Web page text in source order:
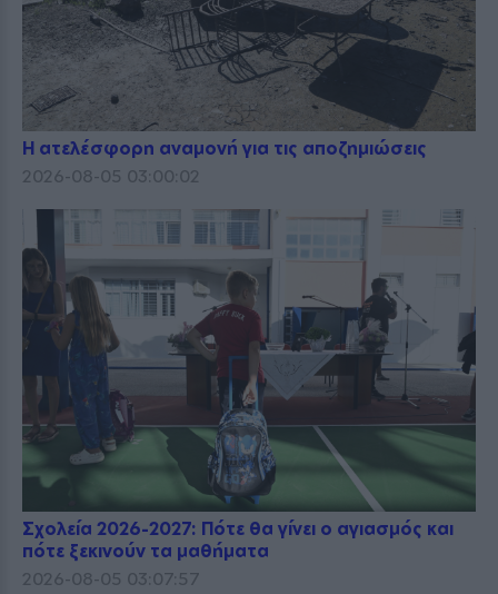
Η ατελέσφορη αναμονή για τις αποζημιώσεις
2026-08-05 03:00:02
Σχολεία 2026-2027: Πότε θα γίνει ο αγιασμός και
πότε ξεκινούν τα μαθήματα
2026-08-05 03:07:57